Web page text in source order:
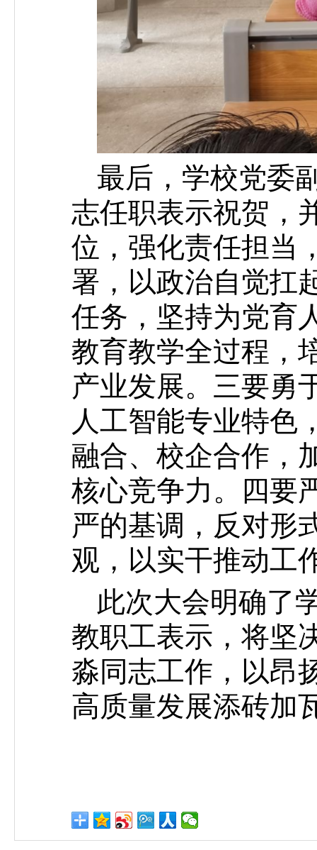
最后，学校党委
志任职表示祝贺，
位，强化责任担当
署，以政治自觉扛
任务，坚持为党育
教育教学全过程，
产业发展。三要勇
人工智能专业特色
融合、校企合作，
核心竞争力。四要
严的基调，反对形
观，以实干推动工
此次大会明确了
教职工表示，将坚
淼同志工作，以昂
高质量发展添砖加